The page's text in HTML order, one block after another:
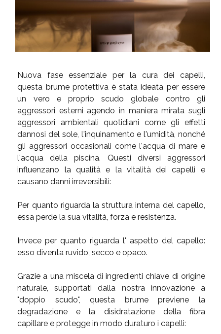
Nuova fase essenziale per la cura dei capelli,
questa brume protettiva è stata ideata per essere
un vero e proprio scudo globale contro gli
aggressori esterni agendo in maniera mirata sugli
aggressori ambientali quotidiani come gli effetti
dannosi del sole, l'inquinamento e l'umidità, nonché
gli aggressori occasionali come l'acqua di mare e
l'acqua della piscina. Questi diversi aggressori
influenzano la qualità e la vitalità dei capelli e
causano danni irreversibili:
Per quanto riguarda la struttura interna del capello,
essa perde la sua vitalità, forza e resistenza.
Invece per quanto riguarda l' aspetto del capello:
esso diventa ruvido, secco e opaco.
Grazie a una miscela di ingredienti chiave di origine
naturale, supportati dalla nostra innovazione a
"doppio scudo", questa brume previene la
degradazione e la disidratazione della fibra
capillare e protegge in modo duraturo i capelli: